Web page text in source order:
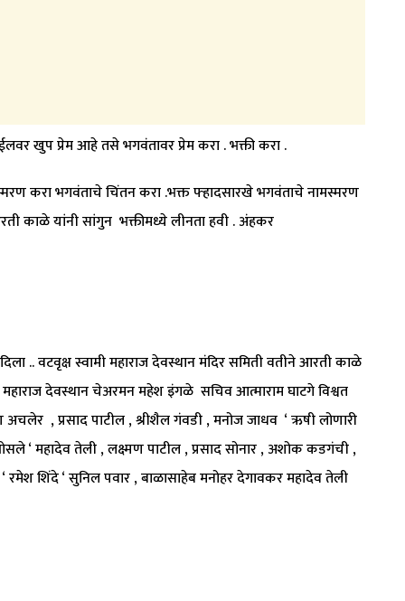
खुप प्रेम आहे तसे भगवंतावर प्रेम करा . भक्ती करा .
करा भगवंताचे चिंतन करा .भक्त फ्हादसारखे भगवंताचे नामस्मरण
काळे यांनी सांगुन भक्तीमध्ये लीनता हवी . अंहकर
.. वटवृक्ष स्वामी महाराज देवस्थान मंदिर समिती वतीने आरती काळे
महाराज देवस्थान चेअरमन महेश इंगळे सचिव आत्माराम घाटगे विश्वत
, प्रसाद पाटील , श्रीशैल गंवडी , मनोज जाधव ‘ ऋषी लोणारी
‘ महादेव तेली , लक्ष्मण पाटील , प्रसाद सोनार , अशोक कडगंची ,
शिंदे ‘ सुनिल पवार , बाळासाहेब मनोहर देगावकर महादेव तेली